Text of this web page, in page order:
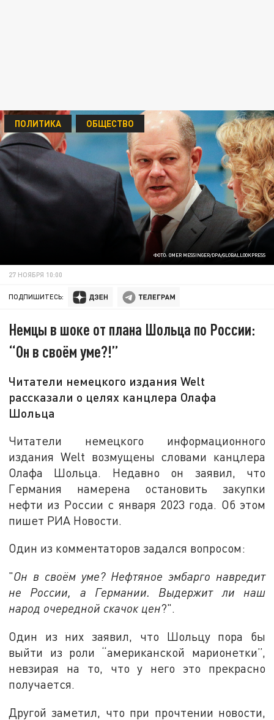
ФОТО: OMER MESSINGER/DPA/GLOBALLOOKPRESS
ПОЛИТИКА ОБЩЕСТВО
27 НОЯБРЯ 10:00
ПОДПИШИТЕСЬ:
Немцы в шоке от плана Шольца по России:
“Он в своём уме?!”
Читатели немецкого издания Welt
рассказали о целях канцлера Олафа
Шольца
Читатели немецкого информационного
издания Welt возмущены словами канцлера
Олафа Шольца. Недавно он заявил, что
Германия намерена остановить закупки
нефти из России с января 2023 года. Об этом
пишет РИА Новости.
Один из комментаторов задался вопросом:
"Он в своём уме? Нефтяное эмбарго навредит
не России, а Германии. Выдержит ли наш
народ очередной скачок цен?".
Один из них заявил, что Шольцу пора бы
выйти из роли “американской марионетки”,
невзирая на то, что у него это прекрасно
получается.
Другой заметил, что при прочтении новости,